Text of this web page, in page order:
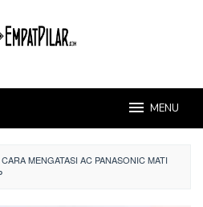
MENU
CARA MENGATASI AC PANASONIC MATI